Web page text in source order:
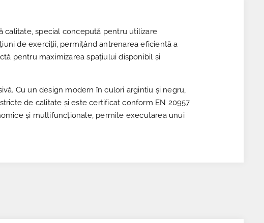
special concepută pentru utilizare
de exerciții, permițând antrenarea eficientă a
pentru maximizarea spațiului disponibil și
Cu un design modern în culori argintiu și negru,
de calitate și este certificat conform EN 20957
și multifuncționale, permite executarea unui